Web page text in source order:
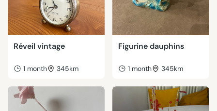
Réveil vintage
1 month 345km
Figurine dauphins
1 month 345km